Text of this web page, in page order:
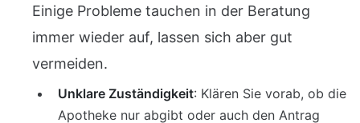
Einige Probleme tauchen in der Beratung
immer wieder auf, lassen sich aber gut
vermeiden.
Unklare Zuständigkeit: Klären Sie vorab, ob die
Apotheke nur abgibt oder auch den Antrag